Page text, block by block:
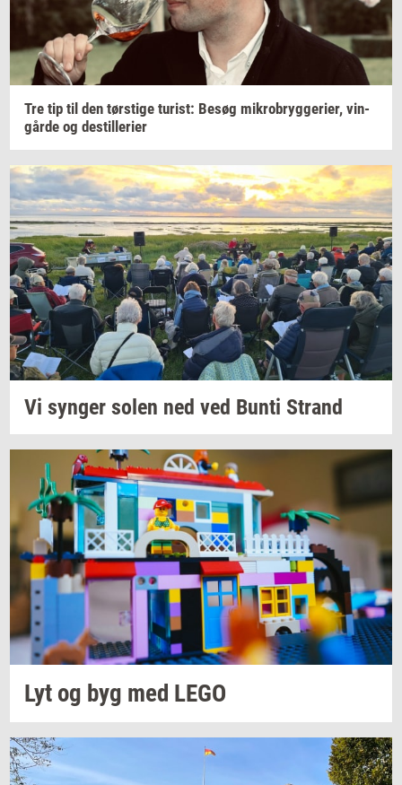
Tre tip til den tørsti­ge turist: Besøg mi­kro­bryg­ge­ri­er, vin­
går­de og destil­le­ri­er
Vi syn­ger solen ned ved Bunti Strand
Lyt og byg med LEGO